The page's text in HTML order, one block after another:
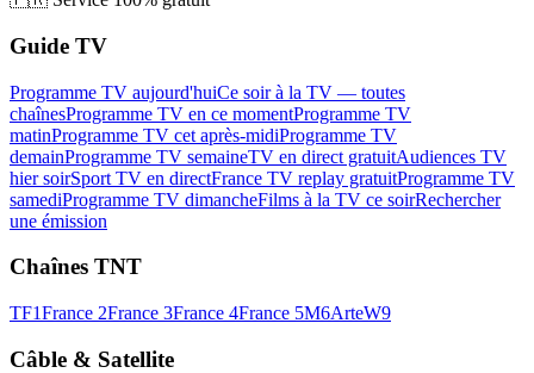
Guide TV
Programme TV aujourd'huiCe soir à la TV — toutes
chaînesProgramme TV en ce momentProgramme TV
matinProgramme TV cet après-midiProgramme TV
demainProgramme TV semaineTV en direct gratuitAudiences TV
hier soirSport TV en directFrance TV replay gratuitProgramme TV
samediProgramme TV dimancheFilms à la TV ce soirRechercher
une émission
Chaînes TNT
TF1France 2France 3France 4France 5M6ArteW9
Câble & Satellite